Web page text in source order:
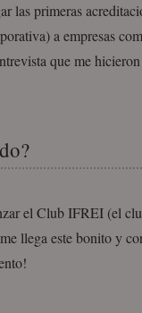
las primeras
a empresas
que me
el Club IFREI (el
llega este bonito y